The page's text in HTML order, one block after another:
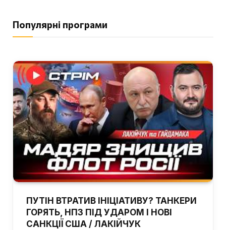
Популярні програми
ПУТІН ВТРАТИВ ІНІЦІАТИВУ? ТАНКЕРИ
ГОРЯТЬ, НПЗ ПІД УДАРОМ І НОВІ
САНКЦІЇ США / ЛАКІЙЧУК